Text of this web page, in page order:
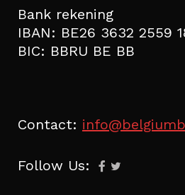
Bank rekening
IBAN: BE26 3632 2559
BIC: BBRU BE BB
Contact:
Follow Us: